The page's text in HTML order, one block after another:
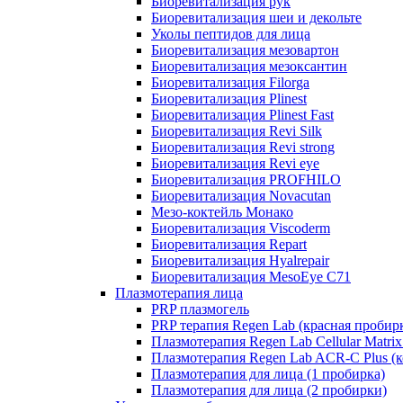
Биоревитализация шеи и декольте
Уколы пептидов для лица
Биоревитализация мезовартон
Биоревитализация мезоксантин
Биоревитализация Filorga
Биоревитализация Plinest
Биоревитализация Plinest Fast
Биоревитализация Revi Silk
Биоревитализация Revi strong
Биоревитализация Revi eye
Биоревитализация PROFHILO
Биоревитализация Novacutan
Мезо-коктейль Монако
Биоревитализация Viscoderm
Биоревитализация Repart
Биоревитализация Hyalrepair
Биоревитализация MesoEye C71
Плазмотерапия лица
PRP плазмогель
PRP терапия Regen Lab (красная
Плазмотерапия Regen Lab Cellular
Плазмотерапия Regen Lab ACR-C Plus
Плазмотерапия для лица (1 пробирка)
Плазмотерапия для лица (2 пробирки)